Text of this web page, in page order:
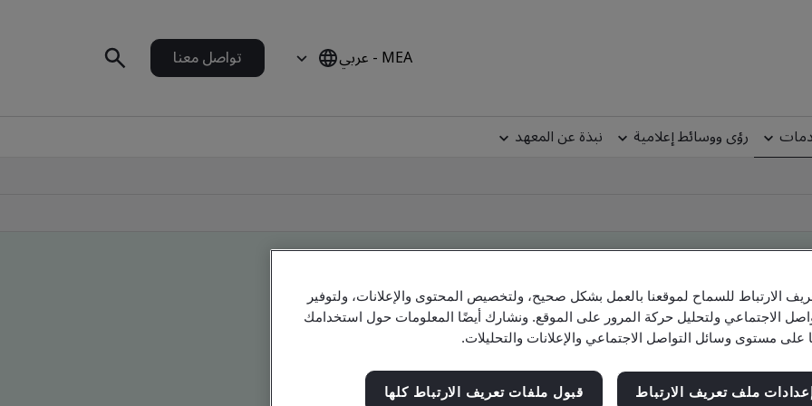
MEA - عربي تواصل معنا
رؤى ووسائط إعلامية
نبذة عن المعهد
Check company, site and product
الارتباط للسماح لموقعنا بالعمل بشكل صحيح، ولتخصيص المحتوى والإعلانات، ولتوفير
الاجتماعي ولتحليل حركة المرور على الموقع. ونشارك أيضًا المعلومات حول استخدامك
على مستوى وسائل التواصل الاجتماعي والإعلانات والتحليلات.
إعدادات ملف تعريف الارتباط قبول ملفات تعريف الارتباط كلها